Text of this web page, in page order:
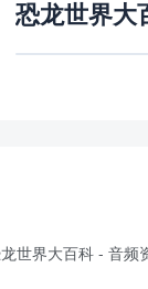
恐龙世界大